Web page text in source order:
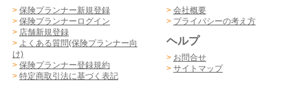
> 保険プランナー新規登録
> 保険プランナーログイン
> 店舗新規登録
> よくある質問(保険プランナー向
け)
> 保険プランナー登録規約
> 特定商取引法に基づく表記
> 会社概要
> プライバシーの考え方
ヘルプ
> お問合せ
> サイトマップ